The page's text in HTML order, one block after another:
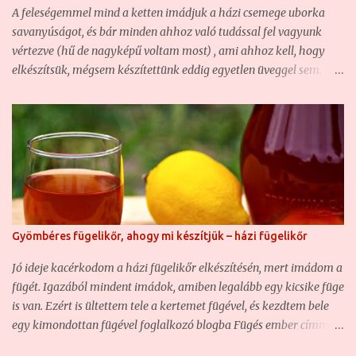
most ezt az alapreceptet bővítettük ki egy kicsit fűszerekkel, és
cukorral, hogy ne diópálinka, hanem diólikőr legyen belőle. Az
arányokon mindenki módosítson magának nyugodta...
A feleségemmel mind a ketten imádjuk a házi csemege uborka
savanyúságot, és bár minden ahhoz való tudással fel vagyunk
vértezve (hű de nagyképű voltam most) , ami ahhoz kell, hogy
elkészítsük, mégsem készítettünk eddig egyetlen üveggel sem.
piacokon pedig 4-7 centis uborkákat beszerezni szinte lehetetlen,
mert a termelő egyszerűen nem szedi le, amíg ilyen pici, csak ha
nagyüzemi leadásra szánják. A piacon inkább a kovászolni való
nagyobbacska méret a jellemző, de az meg már túl "öreg"
csemege uborka savanyúságnak. Ezért ezt kénytelenek voltunk
eddig mindig készen venni. Idén azonban szerencsénk volt, mert
az anyósomék hoztak nekünk majdnem 22 kiló 4-7 centis
csemege uborkát, ami ugyan kovászolni egyáltalán nem jó, de
ahhoz, hogy házi csemege uborka savanyúságot készítsünk
belőle a téli hónapokra, kiváló. Ezért elhatároztuk, hogy 2 kg
kivételével (ezeket frissen történő elfogyasztásra szántuk) az
egészből h...
Gyömbéres fügelikőr, ahogy mi készítjük – házi fügelikőr
Jó ideje kacérkodom a házi fügelikőr elkészítésén, mert imádom a
fügét. Igazából mindent imádok, amiben legalább egy kicsike füge
is van. Ezért is ültettem tele a kertemet fügével, és kezdtem bele
egy kimondottan fügével foglalkozó blogba Fügés ember címmel.